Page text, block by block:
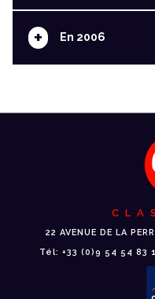
+ En 2006
22 AVENUE DE LA
Tél: +33 (0)9 54 54 83